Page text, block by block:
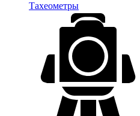
Тахеометры